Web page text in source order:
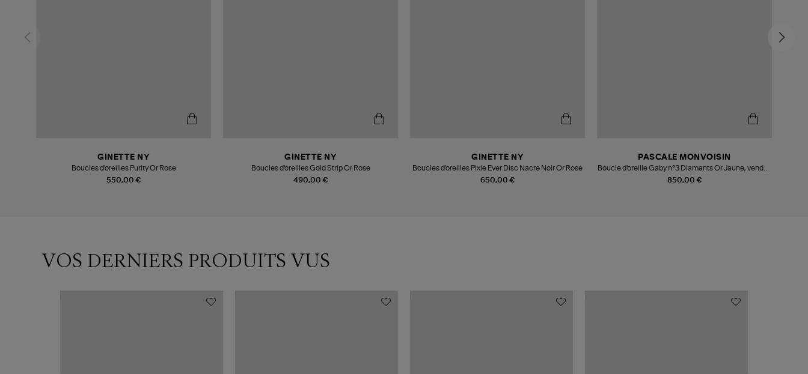
550,00 €
GINETTE NY
Boucles d'oreilles Purity Or Rose
490,00 €
GINETTE NY
Boucles d'oreilles Gold Strip Or Rose
650,00 €
GINETTE NY
Boucles d'oreilles Pixie Ever Disc Nacre Noir Or Rose
850,00 €
PASCALE MONVOISIN
Boucle d'oreille Gaby n°3 Diamants Or Jaune, vendue
à l'unité
VOS DERNIERS PRODUITS VUS